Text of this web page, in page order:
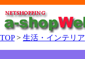
TOP> 生活・インテリア